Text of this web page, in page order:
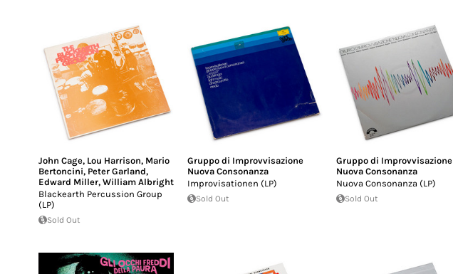
John Cage, Lou Harrison, Mario
Bertoncini, Peter Garland,
Edward Miller, William Albright
Blackearth Percussion Group
(LP)
Sold Out
Gruppo di Improvvisazione
Nuova Consonanza
Improvisationen (LP)
Sold Out
Gruppo di Improvvisazione
Nuova Consonanza
Nuova Consonanza (LP)
Sold Out